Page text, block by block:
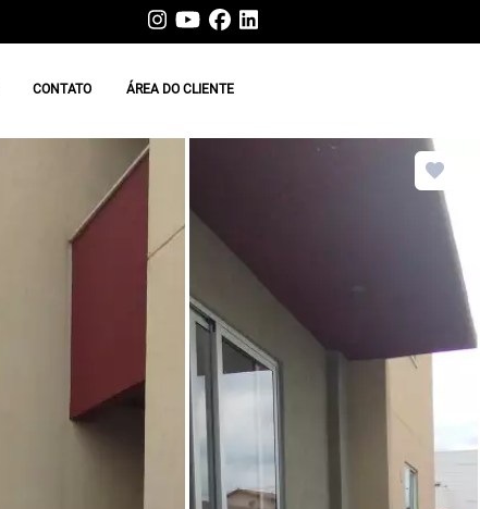
CONTATO ÁREA DO CLIENTE